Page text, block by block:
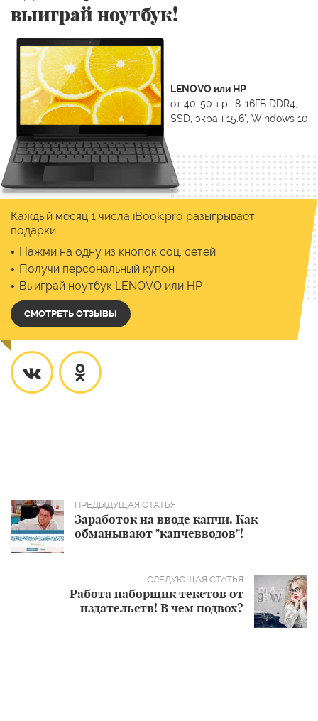
выиграй ноутбук!
Каждый месяц 1 числа iBook.pro разыгрывает
подарки.
Нажми на одну из кнопок соц. сетей
Получи персональный купон
Выиграй ноутбук LENOVO или HP
СМОТРЕТЬ ОТЗЫВЫ
LENOVO или HP
от 40-50 т.р., 8-16ГБ DDR4,
SSD, экран 15.6", Windows 10
Заработок на вводе капчи. Как
обманывают "капчевводов"!
Работа наборщик текстов от
издательств! В чем подвох?